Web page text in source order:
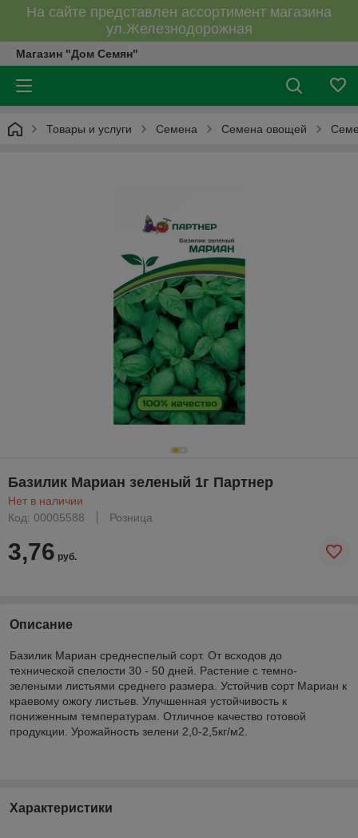
На сайте представлен ассортимент магазина
ул.Железнодорожная
Магазин "Дом Семян"
Товары и услуги Семена Семена овощей
Базилик Мариан зеленый 1г Партнер
Нет в наличии
Код: 00005588
Розница
3,76 руб.
Описание
Базилик Мариан среднеспелый сорт. От всходов до
технической спелости 30 - 50 дней. Растение с темно-
зелеными листьями среднего размера. Устойчив сорт Мариан к
краевому ожогу листьев. Улучшенная устойчивость к
пониженным температурам. Отличное качество готовой
продукции. Урожайность зелени 2,0-2,5кг/м2.
Характеристики